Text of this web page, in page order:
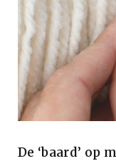
De ‘baard’ op